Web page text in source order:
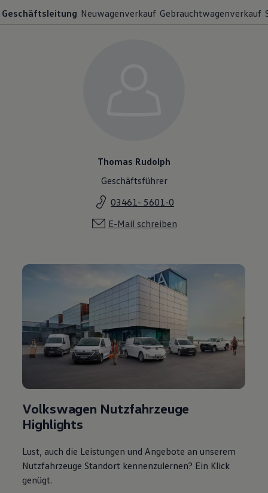
Geschäftsleitung Neuwagenverkauf Gebrauchtwagenverkauf
Thomas Rudolph
Geschäftsführer
03461- 5601-0
E-Mail schreiben
Volkswagen Nutzfahrzeuge
Highlights
Lust, auch die Leistungen und Angebote an unserem
Nutzfahrzeuge Standort kennenzulernen? Ein Klick
genügt.